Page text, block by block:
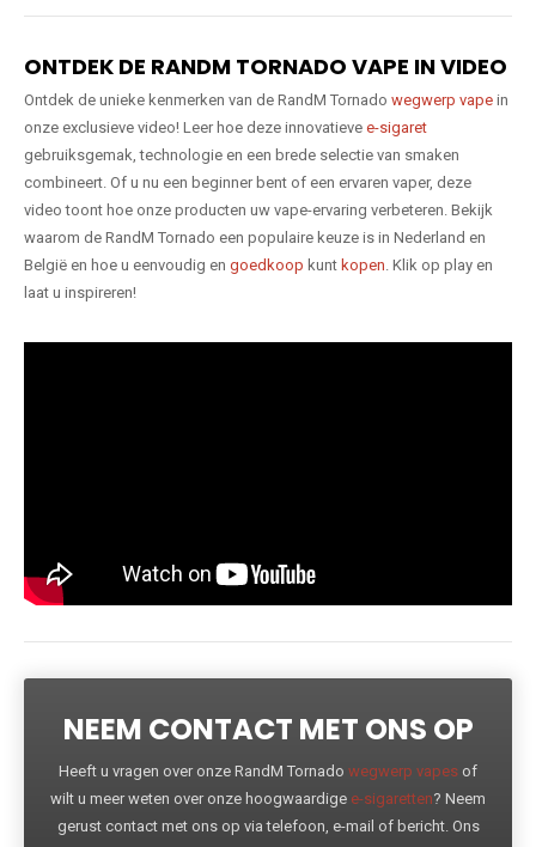
ONTDEK DE RANDM TORNADO VAPE IN VIDEO
Ontdek de unieke kenmerken van de RandM Tornado wegwerp vape in
onze exclusieve video! Leer hoe deze innovatieve e-sigaret
gebruiksgemak, technologie en een brede selectie van smaken
combineert. Of u nu een beginner bent of een ervaren vaper, deze
video toont hoe onze producten uw vape-ervaring verbeteren. Bekijk
waarom de RandM Tornado een populaire keuze is in Nederland en
België en hoe u eenvoudig en goedkoop kunt kopen. Klik op play en
laat u inspireren!
NEEM CONTACT MET ONS OP
Heeft u vragen over onze RandM Tornado wegwerp vapes of
wilt u meer weten over onze hoogwaardige e-sigaretten? Neem
gerust contact met ons op via telefoon, e-mail of bericht. Ons